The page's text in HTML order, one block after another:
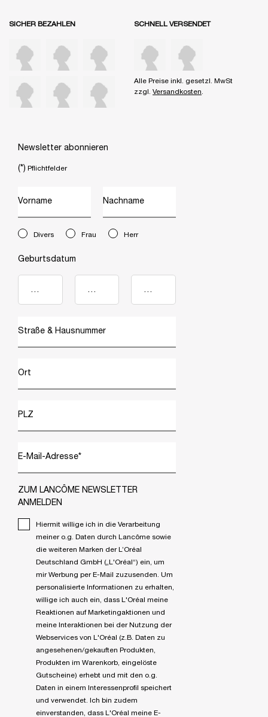
SICHER BEZAHLEN SCHNELL VERSENDET
Alle Preise inkl. gesetzl. MwSt
zzgl. Versandkosten
Newsletter abonnieren
(*) Pflichtfelder
Vorname Nachname
newslettersignup.title.legend
Divers Frau Herr
Geburtsdatum
Straße & Hausnummer
Ort
PLZ
E-Mail-Adresse*
ZUM LANCÔME NEWSLETTER
ANMELDEN
Hiermit willige ich in die Verarbeitung
meiner o.g. Daten durch Lancôme sowie
die weiteren Marken der L’Oréal
Deutschland GmbH („L'Oréal“) ein, um
mir Werbung per E-Mail zuzusenden. Um
personalisierte Informationen zu erhalten,
willige ich auch ein, dass L'Oréal meine
Reaktionen auf Marketingaktionen und
meine Interaktionen bei der Nutzung der
Webservices von L'Oréal (z.B. Daten zu
angesehenen/gekauften Produkten,
Produkten im Warenkorb, eingelöste
Gutscheine) erhebt und mit den o.g.
Daten in einem Interessenprofil speichert
und verwendet. Ich bin zudem
einverstanden, dass L'Oréal meine E-